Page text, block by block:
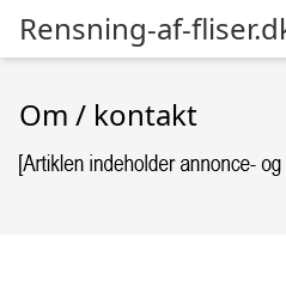
Rensning-af-
Om / kontakt